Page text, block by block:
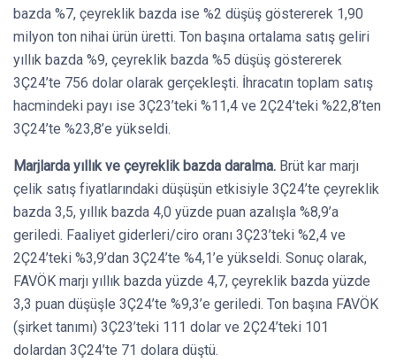
bazda %7, çeyreklik bazda ise %2 düşüş göstererek 1,90
milyon ton nihai ürün üretti. Ton başına ortalama satış geliri
yıllık bazda %9, çeyreklik bazda %5 düşüş göstererek
3Ç24’te 756 dolar olarak gerçekleşti. İhracatın toplam satış
hacmindeki payı ise 3Ç23’teki %11,4 ve 2Ç24’teki %22,8’ten
3Ç24’te %23,8’e yükseldi.
Marjlarda yıllık ve çeyreklik bazda daralma. Brüt kar marjı
çelik satış fiyatlarındaki düşüşün etkisiyle 3Ç24’te çeyreklik
bazda 3,5, yıllık bazda 4,0 yüzde puan azalışla %8,9’a
geriledi. Faaliyet giderleri/ciro oranı 3Ç23’teki %2,4 ve
2Ç24’teki %3,9’dan 3Ç24’te %4,1’e yükseldi. Sonuç olarak,
FAVÖK marjı yıllık bazda yüzde 4,7, çeyreklik bazda yüzde
3,3 puan düşüşle 3Ç24’te %9,3’e geriledi. Ton başına FAVÖK
(şirket tanımı) 3Ç23’teki 111 dolar ve 2Ç24’teki 101
dolardan 3Ç24’te 71 dolara düştü.